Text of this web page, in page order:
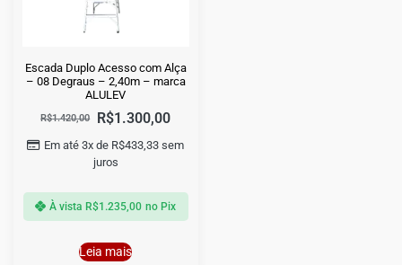
Escada Duplo Acesso com Alça
– 08 Degraus – 2,40m – marca
ALULEV
R$1.420,00 R$1.300,00
Em até 3x de R$433,33 sem
juros
À vista R$1.235,00 no Pix
Leia mais